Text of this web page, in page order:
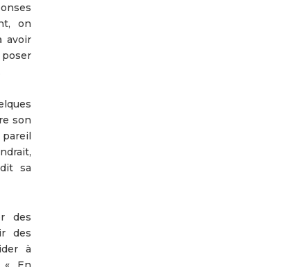
on
avoir
poser
son
sa
des
des
à